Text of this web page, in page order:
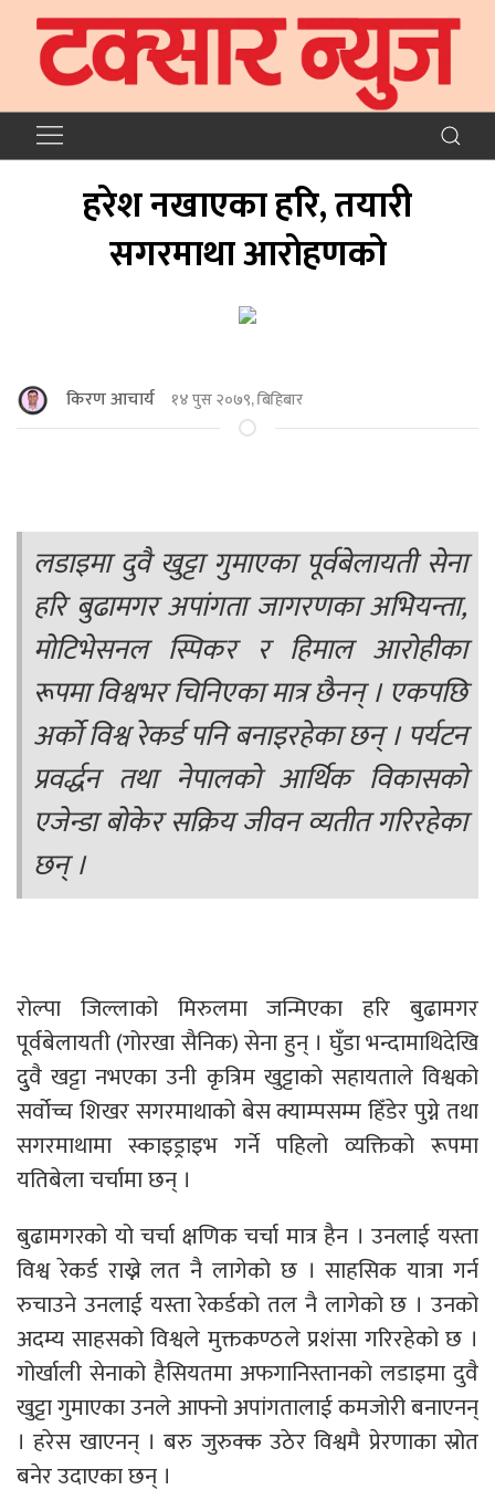
हरेश नखाएका हरि, तयारी
सगरमाथा आराेहणकाे
किरण आचार्य १४ पुस २०७९, बिहिबार
लडाइमा दुवै खुट्टा गुमाएका पूर्वबेलायती सेना
हरि बुढामगर अपांगता जागरणका अभियन्ता,
मोटिभेसनल स्पिकर र हिमाल आरोहीका
रूपमा विश्वभर चिनिएका मात्र छैनन् । एकपछि
अर्को विश्व रेकर्ड पनि बनाइरहेका छन् । पर्यटन
प्रवर्द्धन तथा नेपालको आर्थिक विकासको
एजेन्डा बोकेर सक्रिय जीवन व्यतीत गरिरहेका
छन् ।
रोल्पा जिल्लाको मिरुलमा जन्मिएका हरि बुढामगर
पूर्वबेलायती (गोरखा सैनिक) सेना हुन् । घुँडा भन्दामाथिदेखि
दुुवै खट्टा नभएका उनी कृत्रिम खुट्टाको सहायताले विश्वको
सर्वोच्च शिखर सगरमाथाको बेस क्याम्पसम्म हिँडेर पुग्ने तथा
सगरमाथामा स्काइड्राइभ गर्ने पहिलो व्यक्तिको रूपमा
यतिबेला चर्चामा छन् ।
बुढामगरको यो चर्चा क्षणिक चर्चा मात्र हैन । उनलाई यस्ता
विश्व रेकर्ड राख्ने लत नै लागेको छ । साहसिक यात्रा गर्न
रुचाउने उनलाई यस्ता रेकर्डको तल नै लागेको छ । उनको
अदम्य साहसको विश्वले मुक्तकण्ठले प्रशंसा गरिरहेको छ ।
गोर्खाली सेनाको हैसियतमा अफगानिस्तानको लडाइमा दुवै
खुट्टा गुमाएका उनले आफ्नो अपांगतालाई कमजोरी बनाएनन्
। हरेस खाएनन् । बरु जुरुक्क उठेर विश्वमै प्रेरणाका स्रोत
बनेर उदाएका छन् ।